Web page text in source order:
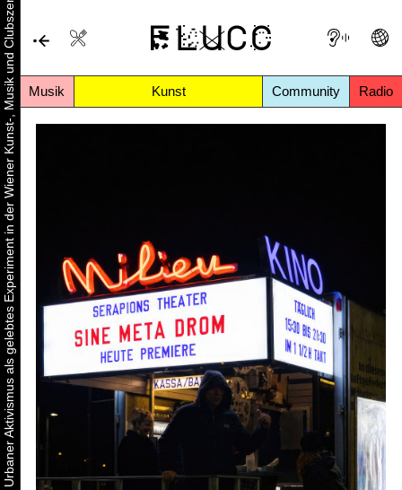
Musik Kunst Community Radio
Urbaner Aktivismus als gelebtes Experiment in der Wiener Kunst-, Musik und Clubszene